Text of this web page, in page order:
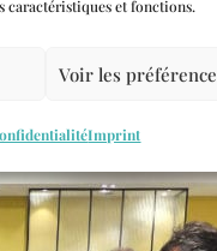
caractéristiques et fonctions.
Voir les
Imprint